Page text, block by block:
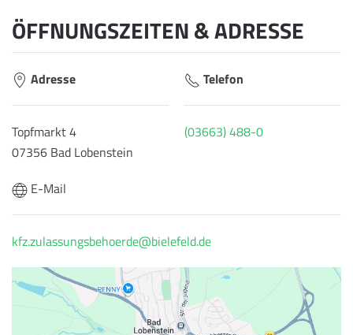
ÖFFNUNGSZEITEN & ADRESSE
Adresse
Topfmarkt 4
07356 Bad Lobenstein
Telefon
(03663) 488-0
E-Mail
kfz.zulassungsbehoerde@bielefeld.de